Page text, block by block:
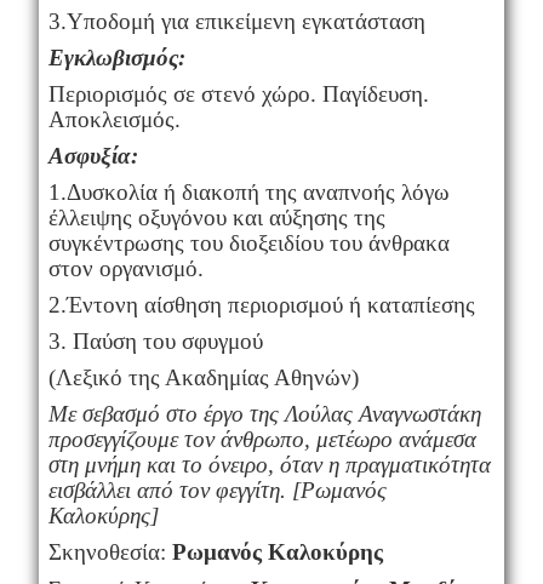
3.Υποδομή για επικείμενη εγκατάσταση
Εγκλωβισμός:
Περιορισμός σε στενό χώρο. Παγίδευση.
Αποκλεισμός.
Ασφυξία:
1.Δυσκολία ή διακοπή της αναπνοής λόγω
έλλειψης οξυγόνου και αύξησης της
συγκέντρωσης του διοξειδίου του άνθρακα
στον οργανισμό.
2.Έντονη αίσθηση περιορισμού ή καταπίεσης
3. Παύση του σφυγμού
(Λεξικό της Ακαδημίας Αθηνών)
Με σεβασμό στο έργο της Λούλας Αναγνωστάκη
προσεγγίζουμε τον άνθρωπο, μετέωρο ανάμεσα
στη μνήμη και το όνειρο, όταν η πραγματικότητα
εισβάλλει από τον φεγγίτη. [Ρωμανός
Καλοκύρης]
Σκηνοθεσία: Ρωμανός Καλοκύρης